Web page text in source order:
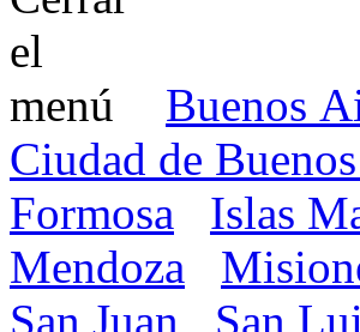
Buenos
Ciudad de
Formosa
Islas
Mendoza
San Juan
San